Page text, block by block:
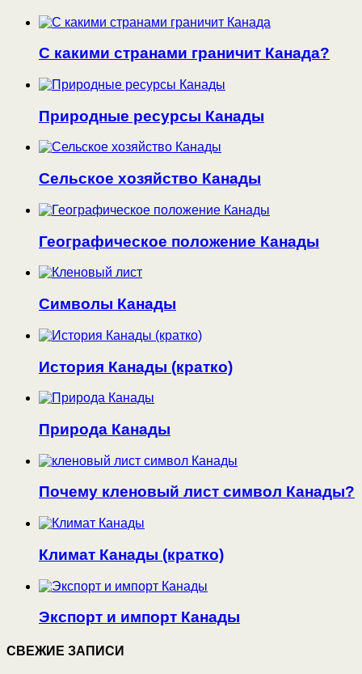
С какими странами граничит Канада?
Природные ресурсы Канады
Сельское хозяйство Канады
Географическое положение Канады
Символы Канады
История Канады (кратко)
Природа Канады
Почему кленовый лист символ Канады?
Климат Канады (кратко)
Экспорт и импорт Канады
СВЕЖИЕ ЗАПИСИ